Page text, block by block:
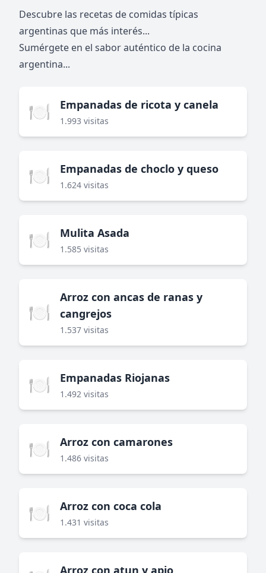
Descubre las recetas de comidas típicas
argentinas que más interés...
Sumérgete en el sabor auténtico de la cocina
argentina...
🍽️ Empanadas de ricota y canela
1.993 visitas
🍽️ Empanadas de choclo y queso
1.624 visitas
🍽️ Mulita Asada
1.585 visitas
🍽️
Arroz con ancas de ranas y
cangrejos
1.537 visitas
🍽️ Empanadas Riojanas
1.492 visitas
🍽️ Arroz con camarones
1.486 visitas
🍽️ Arroz con coca cola
1.431 visitas
Arroz con atun y apio